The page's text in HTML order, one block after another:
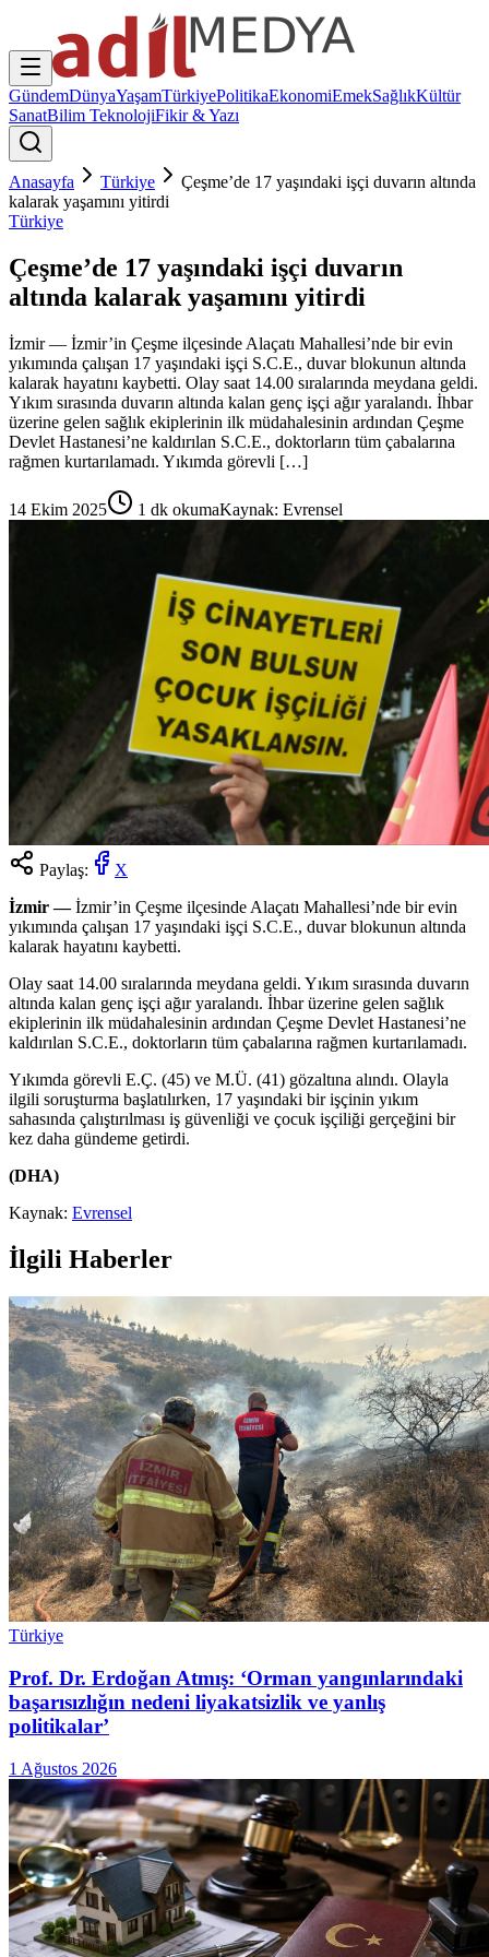
GündemDünyaYaşamTürkiyePolitikaEkonomiEmekSağlıkKültür
SanatBilim TeknolojiFikir & Yazı
Anasayfa Türkiye
Çeşme’de 17 yaşındaki işçi duvarın altında
kalarak yaşamını yitirdi
Türkiye
Çeşme’de 17 yaşındaki işçi duvarın
altında kalarak yaşamını yitirdi
İzmir — İzmir’in Çeşme ilçesinde Alaçatı Mahallesi’nde bir evin
yıkımında çalışan 17 yaşındaki işçi S.C.E., duvar blokunun altında
kalarak hayatını kaybetti. Olay saat 14.00 sıralarında meydana geldi.
Yıkım sırasında duvarın altında kalan genç işçi ağır yaralandı. İhbar
üzerine gelen sağlık ekiplerinin ilk müdahalesinin ardından Çeşme
Devlet Hastanesi’ne kaldırılan S.C.E., doktorların tüm çabalarına
rağmen kurtarılamadı. Yıkımda görevli […]
14 Ekim 2025 1 dk okumaKaynak: Evrensel
Paylaş:
X
İzmir —İzmir’in Çeşme ilçesinde Alaçatı Mahallesi’nde bir evin
yıkımında çalışan 17 yaşındaki işçi S.C.E., duvar blokunun altında
kalarak hayatını kaybetti.
Olay saat 14.00 sıralarında meydana geldi. Yıkım sırasında duvarın
altında kalan genç işçi ağır yaralandı. İhbar üzerine gelen sağlık
ekiplerinin ilk müdahalesinin ardından Çeşme Devlet Hastanesi’ne
kaldırılan S.C.E., doktorların tüm çabalarına rağmen kurtarılamadı.
Yıkımda görevli E.Ç. (45) ve M.Ü. (41) gözaltına alındı. Olayla
ilgili soruşturma başlatılırken, 17 yaşındaki bir işçinin yıkım
sahasında çalıştırılması iş güvenliği ve çocuk işçiliği gerçeğini bir
kez daha gündeme getirdi.
(DHA)
Kaynak: Evrensel
İlgili Haberler
Türkiye
Prof. Dr. Erdoğan Atmış: ‘Orman yangınlarındaki
başarısızlığın nedeni liyakatsizlik ve yanlış
politikalar’
1 Ağustos 2026